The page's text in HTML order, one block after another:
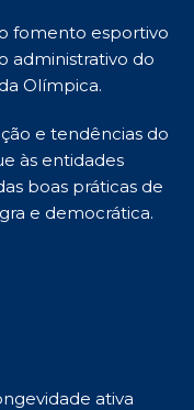
fomento esportivo
administrativo do
Olímpica.
e tendências do
às entidades
boas práticas de
e democrática.
ativa